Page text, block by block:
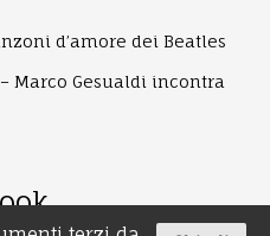
d’amore dei Beatles
Marco Gesualdi incontra